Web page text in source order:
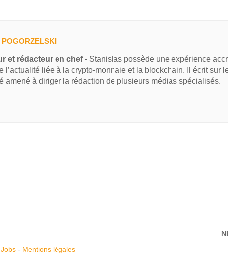
et rédacteur en chef- Stanislas possède une expérience
l’actualité liée à la crypto-monnaie et la blockchain. Il écrit sur
amené à diriger la rédaction de plusieurs médias spécialisés.
Jobs - Mentions légales